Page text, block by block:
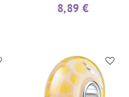
8,89 €